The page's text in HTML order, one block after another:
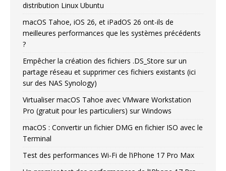
distribution Linux Ubuntu
macOS Tahoe, iOS 26, et iPadOS 26 ont-ils de
meilleures performances que les systèmes précédents
?
Empêcher la création des fichiers .DS_Store sur un
partage réseau et supprimer ces fichiers existants (ici
sur des NAS Synology)
Virtualiser macOS Tahoe avec VMware Workstation
Pro (gratuit pour les particuliers) sur Windows
macOS : Convertir un fichier DMG en fichier ISO avec le
Terminal
Test des performances Wi-Fi de l’iPhone 17 Pro Max